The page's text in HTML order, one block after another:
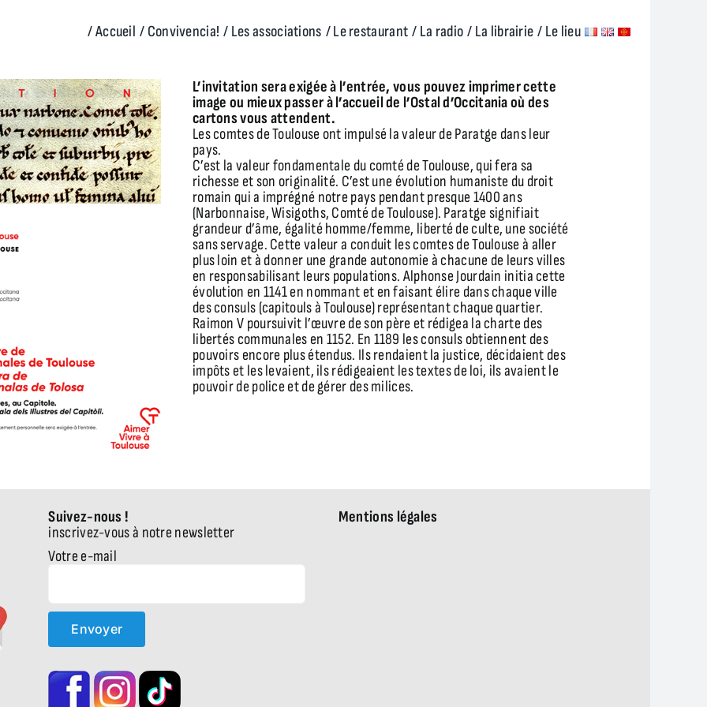
/ Accueil / Convivencia! / Les associations / Le restaurant / La radio / La librairie / Le lieu
L’invitation sera exigée à l’entrée, vous pouvez imprimer cette
image ou mieux passer à l’accueil de l’Ostal d’Occitania où des
cartons vous attendent.
Les comtes de Toulouse ont impulsé la valeur de Paratge dans leur
pays.
C’est la valeur fondamentale du comté de Toulouse, qui fera sa
richesse et son originalité. C’est une évolution humaniste du droit
romain qui a imprégné notre pays pendant presque 1400 ans
(Narbonnaise, Wisigoths, Comté de Toulouse). Paratge signifiait
grandeur d’âme, égalité homme/femme, liberté de culte, une société
sans servage. Cette valeur a conduit les comtes de Toulouse à aller
plus loin et à donner une grande autonomie à chacune de leurs villes
en responsabilisant leurs populations. Alphonse Jourdain initia cette
évolution en 1141 en nommant et en faisant élire dans chaque ville
des consuls (capitouls à Toulouse) représentant chaque quartier.
Raimon V poursuivit l’œuvre de son père et rédigea la charte des
libertés communales en 1152. En 1189 les consuls obtiennent des
pouvoirs encore plus étendus. Ils rendaient la justice, décidaient des
impôts et les levaient, ils rédigeaient les textes de loi, ils avaient le
pouvoir de police et de gérer des milices.
Suivez-nous !
inscrivez-vous à notre newsletter
Votre e-mail
Mentions légales